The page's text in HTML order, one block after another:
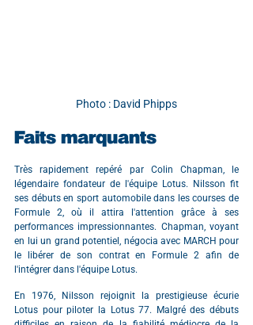
Photo : David Phipps
Faits marquants
Très rapidement repéré par Colin Chapman, le
légendaire fondateur de l'équipe Lotus. Nilsson fit
ses débuts en sport automobile dans les courses de
Formule 2, où il attira l'attention grâce à ses
performances impressionnantes. Chapman, voyant
en lui un grand potentiel, négocia avec MARCH pour
le libérer de son contrat en Formule 2 afin de
l'intégrer dans l'équipe Lotus.
En 1976, Nilsson rejoignit la prestigieuse écurie
Lotus pour piloter la Lotus 77. Malgré des débuts